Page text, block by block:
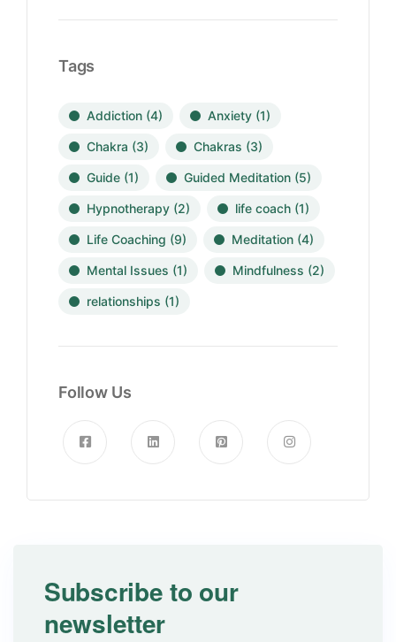
Tags
Addiction (4) Anxiety (1)
Chakra (3) Chakras (3)
Guide (1) Guided Meditation (5)
Hypnotherapy (2) life coach (1)
Life Coaching (9) Meditation (4)
Mental Issues (1) Mindfulness (2)
relationships (1)
Follow Us
Subscribe to our
newsletter